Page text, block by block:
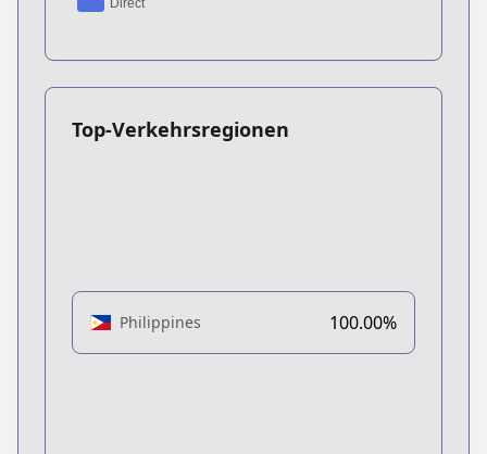
Top-Verkehrsregionen
Philippines 100.00%